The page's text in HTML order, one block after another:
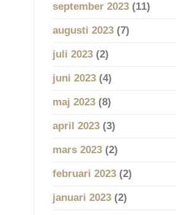
september 2023(11)
augusti 2023(7)
juli 2023(2)
juni 2023(4)
maj 2023(8)
april 2023(3)
mars 2023(2)
februari 2023(2)
januari 2023(2)